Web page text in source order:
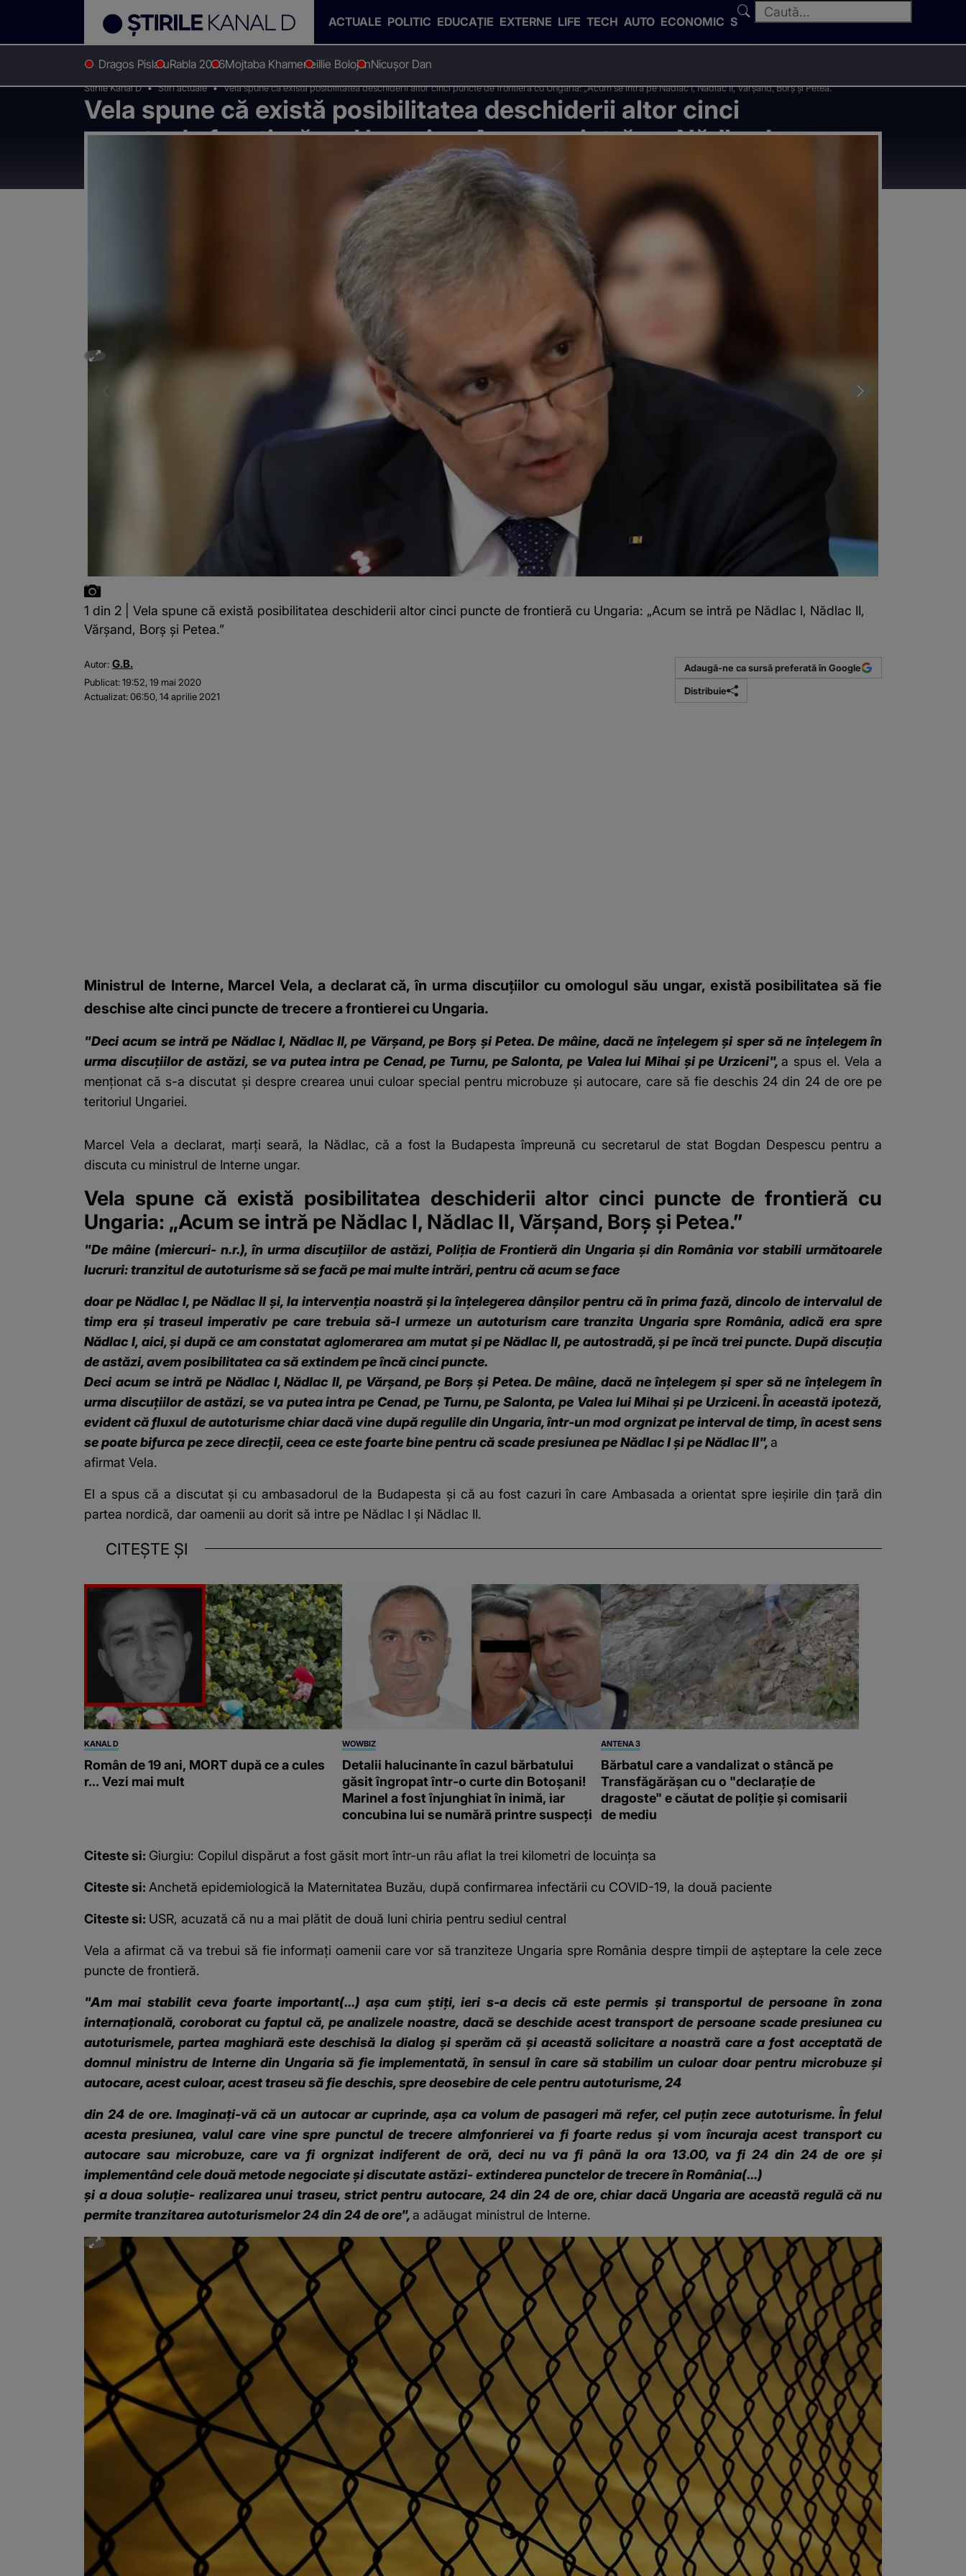
ACTUALE POLITIC EDUCAȚIE EXTERNE LIFE TECH AUTO ECONOMIC SPORT
Dragos PislaruRabla 2026Mojtaba KhameneiIlie BolojanNicușor Dan
Stirile Kanal D Stiri actuale Vela spune că există posibilitatea deschiderii altor cinci puncte de frontieră cu Ungaria: „Acum se intră pe Nădlac I, Nădlac II, Vărşand, Borş şi Petea.”
Vela spune că există posibilitatea deschiderii altor cinci
puncte de frontieră cu Ungaria: „Acum se intră pe Nădlac I,
Nădlac II, Vărşand, Borş şi Petea.”
1 din 2 | Vela spune că există posibilitatea deschiderii altor cinci puncte de frontieră cu Ungaria: „Acum se intră pe Nădlac I, Nădlac II,
Vărşand, Borş şi Petea.”
Autor: G.B.
Publicat:19:52, 19 mai 2020
Actualizat:06:50, 14 aprilie 2021
Adaugă-ne ca sursă preferată în Google
Distribuie
Ministrul de Interne, Marcel Vela, a declarat că, în urma discuţiilor cu omologul său ungar, există posibilitatea să fie
deschise alte cinci puncte de trecere a frontierei cu Ungaria.
"Deci acum se intră pe Nădlac I, Nădlac II, pe Vărşand, pe Borş şi Petea. De mâine, dacă ne înţelegem şi sper să ne înţelegem în
urma discuţiilor de astăzi, se va putea intra pe Cenad, pe Turnu, pe Salonta, pe Valea lui Mihai şi pe Urziceni",a spus el. Vela a
menţionat că s-a discutat şi despre crearea unui culoar special pentru microbuze şi autocare, care să fie deschis 24 din 24 de ore pe
teritoriul Ungariei.
Marcel Vela a declarat, marţi seară, la Nădlac, că a fost la Budapesta împreună cu secretarul de stat Bogdan Despescu pentru a
discuta cu ministrul de Interne ungar.
Vela spune că există posibilitatea deschiderii altor cinci puncte de frontieră cu
Ungaria: „Acum se intră pe Nădlac I, Nădlac II, Vărşand, Borş şi Petea.”
"De mâine (miercuri- n.r.), în urma discuţiilor de astăzi, Poliţia de Frontieră din Ungaria şi din România vor stabili următoarele
lucruri: tranzitul de autoturisme să se facă pe mai multe intrări, pentru că acum se face
doar pe Nădlac I, pe Nădlac II şi, la intervenţia noastră şi la înţelegerea dânşilor pentru că în prima fază, dincolo de intervalul de
timp era şi traseul imperativ pe care trebuia să-l urmeze un autoturism care tranzita Ungaria spre România, adică era spre
Nădlac I, aici, şi după ce am constatat aglomerarea am mutat şi pe Nădlac II, pe autostradă, şi pe încă trei puncte. După discuţia
de astăzi, avem posibilitatea ca să extindem pe încă cinci puncte.
Deci acum se intră pe Nădlac I, Nădlac II, pe Vărşand, pe Borş şi Petea. De mâine, dacă ne înţelegem şi sper să ne înţelegem în
urma discuţiilor de astăzi, se va putea intra pe Cenad, pe Turnu, pe Salonta, pe Valea lui Mihai şi pe Urziceni. În această ipoteză,
evident că fluxul de autoturisme chiar dacă vine după regulile din Ungaria, într-un mod orgnizat pe interval de timp, în acest sens
se poate bifurca pe zece direcţii, ceea ce este foarte bine pentru că scade presiunea pe Nădlac I şi pe Nădlac II",a
afirmat Vela.
El a spus că a discutat şi cu ambasadorul de la Budapesta şi că au fost cazuri în care Ambasada a orientat spre ieşirile din ţară din
partea nordică, dar oamenii au dorit să intre pe Nădlac I şi Nădlac II.
CITEȘTE ȘI
KANAL D
Român de 19 ani, MORT după ce a cules
r... Vezi mai mult
WOWBIZ
Detalii halucinante în cazul bărbatului
găsit îngropat într-o curte din Botoșani!
Marinel a fost înjunghiat în inimă, iar
concubina lui se numără printre suspecți
ANTENA 3
Bărbatul care a vandalizat o stâncă pe
Transfăgărășan cu o "declaraţie de
dragoste" e căutat de poliție și comisarii
de mediu
Citeste si: Giurgiu: Copilul dispărut a fost găsit mort într-un râu aflat la trei kilometri de locuinţa sa
Citeste si: Anchetă epidemiologică la Maternitatea Buzău, după confirmarea infectării cu COVID-19, la două paciente
Citeste si: USR, acuzată că nu a mai plătit de două luni chiria pentru sediul central
Vela a afirmat că va trebui să fie informaţi oamenii care vor să tranziteze Ungaria spre România despre timpii de aşteptare la cele zece
puncte de frontieră.
"Am mai stabilit ceva foarte important(...) aşa cum ştiţi, ieri s-a decis că este permis şi transportul de persoane în zona
internaţională, coroborat cu faptul că, pe analizele noastre, dacă se deschide acest transport de persoane scade presiunea cu
autoturismele, partea maghiară este deschisă la dialog şi sperăm că şi această solicitare a noastră care a fost acceptată de
domnul ministru de Interne din Ungaria să fie implementată, în sensul în care să stabilim un culoar doar pentru microbuze şi
autocare, acest culoar, acest traseu să fie deschis, spre deosebire de cele pentru autoturisme, 24
din 24 de ore. Imaginaţi-vă că un autocar ar cuprinde, aşa ca volum de pasageri mă refer, cel puţin zece autoturisme. În felul
acesta presiunea, valul care vine spre punctul de trecere almfonrierei va fi foarte redus şi vom încuraja acest transport cu
autocare sau microbuze, care va fi orgnizat indiferent de oră, deci nu va fi până la ora 13.00, va fi 24 din 24 de ore şi
implementând cele două metode negociate şi discutate astăzi- extinderea punctelor de trecere în România(...)
şi a doua soluţie- realizarea unui traseu, strict pentru autocare, 24 din 24 de ore, chiar dacă Ungaria are această regulă că nu
permite tranzitarea autoturismelor 24 din 24 de ore",a adăugat ministrul de Interne.